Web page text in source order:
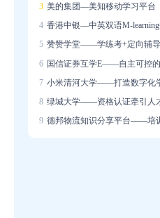
3 美的集团—美知移动学习平台
4 香港中银—中英双语M-
5 赞赞学堂——学练考+定向辅
6 国信证券互学E——自主可控的
7 小米清河大学——打造数字化
8 绿城大学——资格认证牵引人
9 德邦物流知识分享平台——培训全